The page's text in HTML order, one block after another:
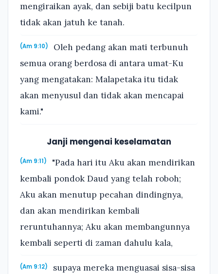
mengiraikan ayak, dan sebiji batu kecilpun
tidak akan jatuh ke tanah.
(Am 9:10)
Oleh pedang akan mati terbunuh
semua orang berdosa di antara umat-Ku
yang mengatakan: Malapetaka itu tidak
akan menyusul dan tidak akan mencapai
kami."
Janji mengenai keselamatan
(Am 9:11)
"Pada hari itu Aku akan mendirikan
kembali pondok Daud yang telah roboh;
Aku akan menutup pecahan dindingnya,
dan akan mendirikan kembali
reruntuhannya; Aku akan membangunnya
kembali seperti di zaman dahulu kala,
(Am 9:12)
supaya mereka menguasai sisa-sisa